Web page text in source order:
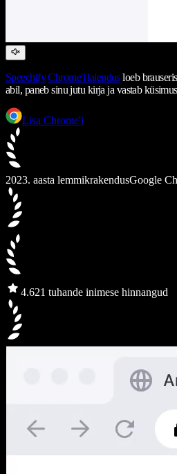
Speechify Chrome'i laiendusloeb
abil, paneb sinu jutu kirja ja vastab
Lisa Chrome'i
2023. aasta lemmikrakendusGoogle
4.621 tuhande inimese hinnangud